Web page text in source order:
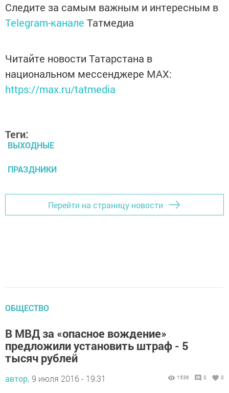
Следите за самым важным и интересным в
Telegram-канале Татмедиа
Читайте новости Татарстана в
национальном мессенджере MАХ:
https://max.ru/tatmedia
Теги:
ВЫХОДНЫЕ
ПРАЗДНИКИ
Перейти на страницу новости
ОБЩЕСТВО
В МВД за «опасное вождение»
предложили установить штраф - 5
тысяч рублей
автор, 9 июля 2016 - 19:31 1536 0 0